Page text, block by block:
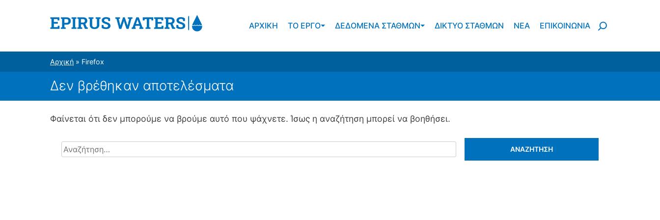
epirus-waters.hcmr.gr
Παρακολούθηση υδάτων με σύγχρονες τεχνολογίες για την διαχείριση κινδύνου από φυσικές και ανθρωπογενείς καταστροφές
ΑΡΧΙΚΗ ΤΟ ΕΡΓΟ ΔΕΔΟΜΕΝΑ ΣΤΑΘΜΩΝ ΔΙΚΤΥΟ ΣΤΑΘΜΩΝ ΝΈΑ ΕΠΙΚΟΙΝΩΝΙΑ
Αρχική » Firefox
Δεν βρέθηκαν αποτελέσματα
Φαίνεται ότι δεν μπορούμε να βρούμε αυτό που ψάχνετε. Ίσως η αναζήτηση μπορεί να βοηθήσει.
Αναζήτηση
για: